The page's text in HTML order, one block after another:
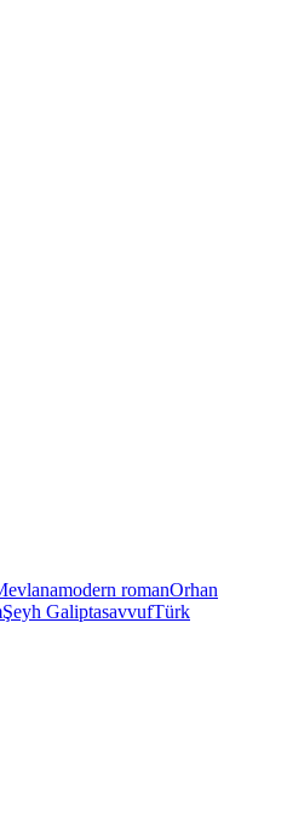
modern romanOrhan
Şeyh GaliptasavvufTürk